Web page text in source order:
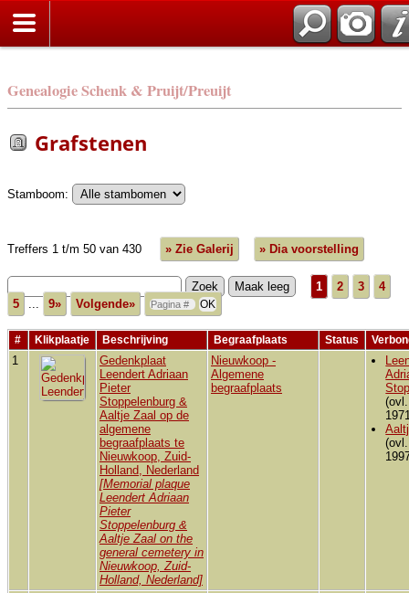
Genealogie Schenk & Pruijt/Preuijt
Grafstenen
Stamboom:
Treffers 1 t/m 50 van 430 » Zie Galerij » Dia voorstelling
1 2 3
4
5
... 9» Volgende»
# Klikplaatje Beschrijving Begraafplaats Status
1
Gedenkplaat
Leendert Adriaan
Pieter
Stoppelenburg &
Aaltje Zaal op de
algemene
begraafplaats te
Nieuwkoop, Zuid-
Holland, Nederland
[Memorial plaque
Leendert Adriaan
Pieter
Stoppelenburg &
Aaltje Zaal on the
general cemetery in
Nieuwkoop, Zuid-
Holland, Nederland]
Nieuwkoop -
Algemene
begraafplaats